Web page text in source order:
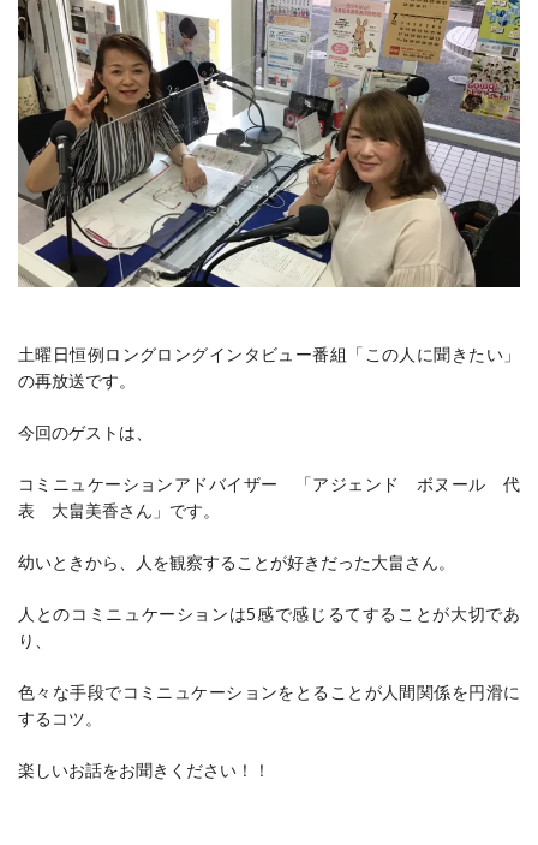
土曜日恒例ロングロングインタビュー番組「この人に聞きたい」
の再放送です。
今回のゲストは、
コミニュケーションアドバイザー 「アジェンド ボヌール 代
表 大畠美香さん」です。
幼いときから、人を観察することが好きだった大畠さん。
人とのコミニュケーションは5感で感じるてすることが大切であ
り、
色々な手段でコミニュケーションをとることが人間関係を円滑に
するコツ。
楽しいお話をお聞きください！！